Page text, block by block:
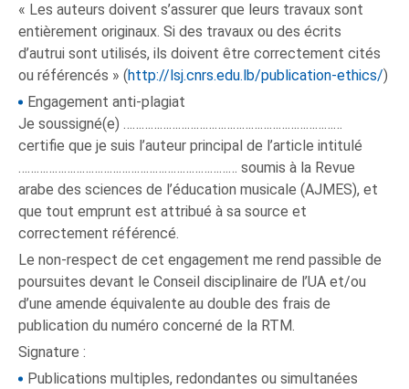
« Les auteurs doivent s’assurer que leurs travaux sont
entièrement originaux. Si des travaux ou des écrits
d’autrui sont utilisés, ils doivent être correctement cités
ou référencés » (http://lsj.cnrs.edu.lb/publication-ethics/)
Engagement anti-plagiat
Je soussigné(e) ………………………………………………………………
certifie que je suis l’auteur principal de l’article intitulé
……………………………………………………………… soumis à la Revue
arabe des sciences de l’éducation musicale (AJMES), et
que tout emprunt est attribué à sa source et
correctement référencé.
Le non-respect de cet engagement me rend passible de
poursuites devant le Conseil disciplinaire de l’UA et/ou
d’une amende équivalente au double des frais de
publication du numéro concerné de la RTM.
Signature :
Publications multiples, redondantes ou simultanées